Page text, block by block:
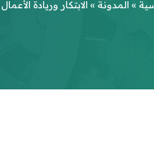
» المدونة » الابتكار وريادة الأعمال